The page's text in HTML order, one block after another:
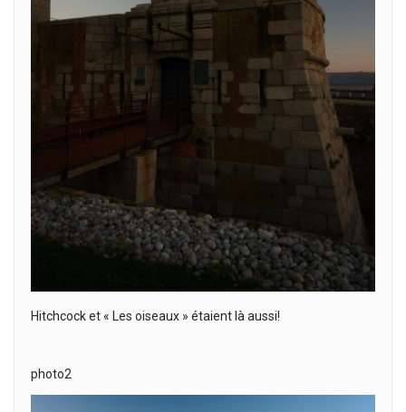
Hitchcock et « Les oiseaux » étaient là aussi!
photo2